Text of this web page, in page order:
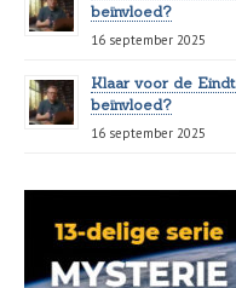
beïnvloed?
16 september 2025
Klaar voor de
beïnvloed?
16 september 2025